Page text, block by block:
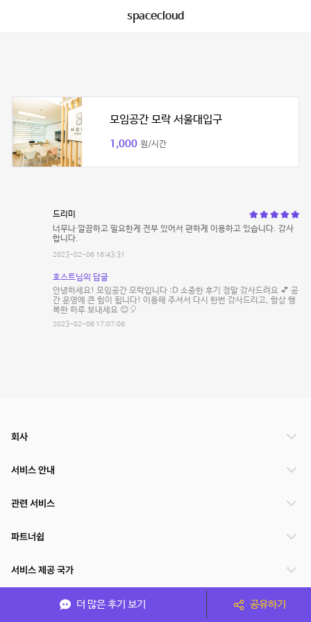
spacecloud
모임공간 모락 서울대입구
1,000 원/시간
드리미
너무나 깔끔하고 필요한게 전부 있어서 편하게 이용하고 있습니다. 감사
합니다.
2023-02-06 16:43:31
호스트님의 답글
안녕하세요! 모임공간 모락입니다 :D 소중한 후기 정말 감사드려요 💕 공
간 운영에 큰 힘이 됩니다! 이용해 주셔서 다시 한번 감사드리고, 항상 행
복한 하루 보내세요 😊🎈
2023-02-06 17:07:06
더 많은 후기 보기 공유하기
회사
서비스 안내
관련 서비스
파트너쉽
서비스 제공 국가